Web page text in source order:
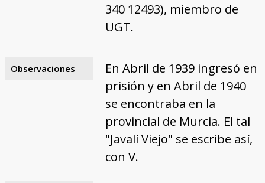
340 12493), miembro de
UGT.
Observaciones
En Abril de 1939 ingresó en
prisión y en Abril de 1940
se encontraba en la
provincial de Murcia. El tal
"Javalí Viejo" se escribe así,
con V.